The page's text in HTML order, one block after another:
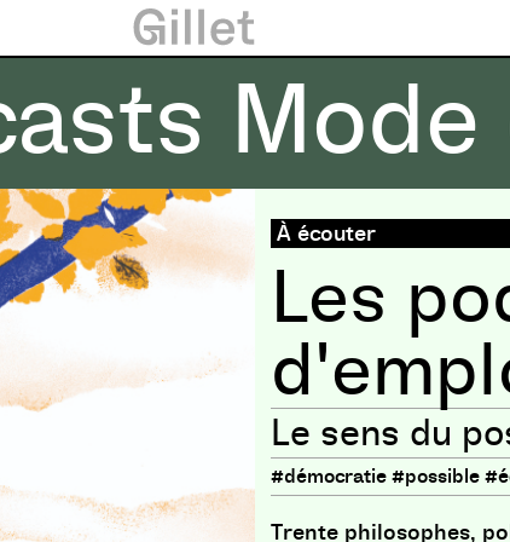
Mode
d’emploi
À écouter
Les
Le sens du
#démocratie #possible
Trente philosophes,